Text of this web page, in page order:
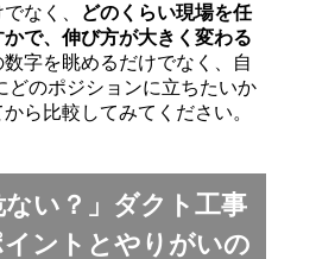
なく、 どのくらい現場を任
で、伸び方が大きく変わる
字を眺めるだけでなく、自
どのポジションに立ちたいか
ら比較してみてください。
ない？」ダクト工事
ントとやりがいの